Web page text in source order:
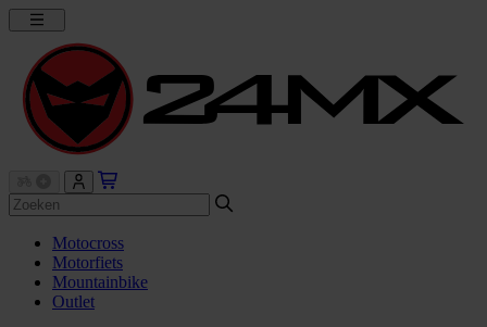
Motocross
Motorfiets
Mountainbike
Outlet